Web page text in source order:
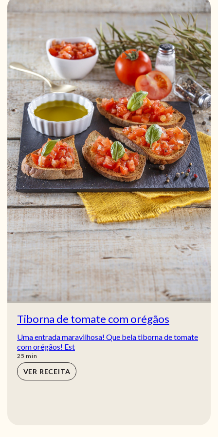
Tiborna de tomate com orégãos
Uma entrada maravilhosa! Que bela tiborna de tomate
com orégãos! Est
25 min
min
VER RECEITA